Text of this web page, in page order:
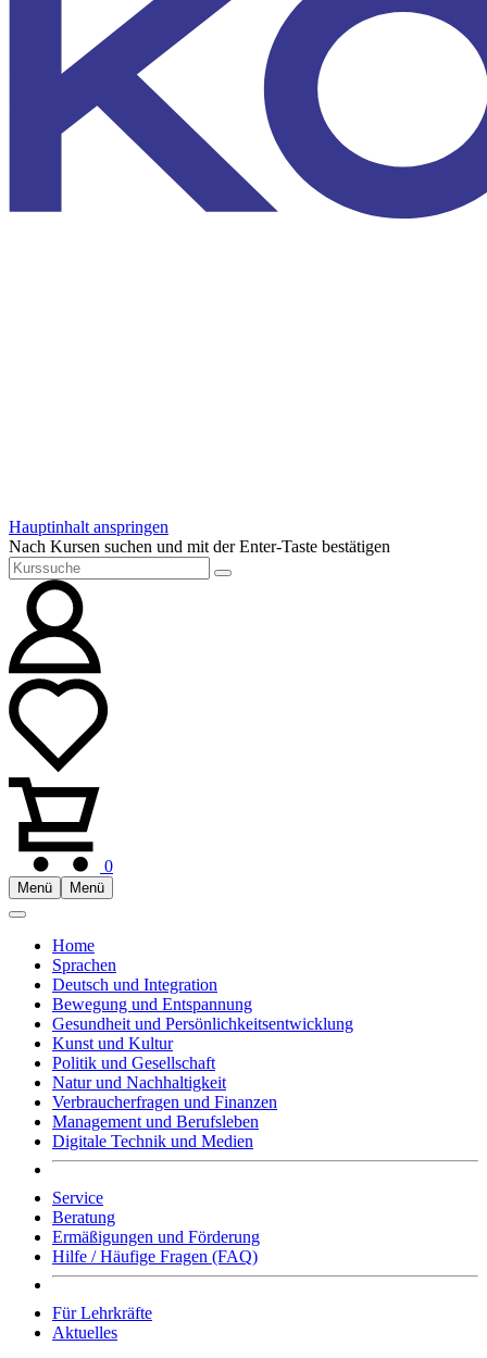
Hauptinhalt anspringen
Nach Kursen suchen und mit der Enter-Taste bestätigen
0
Menü Menü
Home
Sprachen
Deutsch und Integration
Bewegung und Entspannung
Gesundheit und Persönlichkeitsentwicklung
Kunst und Kultur
Politik und Gesellschaft
Natur und Nachhaltigkeit
Verbraucherfragen und Finanzen
Management und Berufsleben
Digitale Technik und Medien
Service
Beratung
Ermäßigungen und Förderung
Hilfe / Häufige Fragen (FAQ)
Für Lehrkräfte
Aktuelles